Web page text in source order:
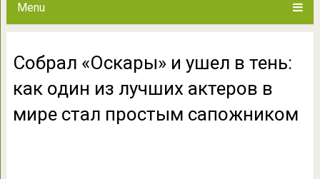
Menu
Собрал «Оскары» и ушел в тень:
как один из лучших актеров в
мире стал простым сапожником